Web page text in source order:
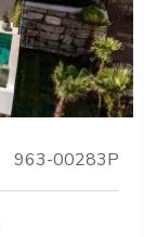
963-00283P